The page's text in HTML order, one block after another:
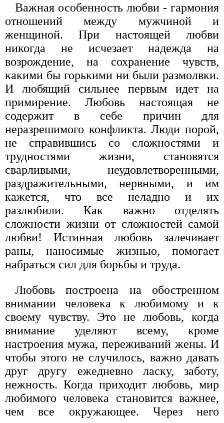
Важная особенность любви - гармония
отношений между мужчиной и
женщиной. При настоящей любви
никогда не исчезает надежда на
возрождение, на сохранение чувств,
какими бы горькими ни были размолвки.
И любящий сильнее первым идет на
примирение. Любовь настоящая не
содержит в себе причин для
неразрешимого конфликта. Люди порой,
не справившись со сложностями и
трудностями жизни, становятся
сварливыми, неудовлетворенными,
раздражительными, нервными, и им
кажется, что все неладно и их
разлюбили. Как важно отделять
сложности жизни от сложностей самой
любви! Истинная любовь залечивает
раны, наносимые жизнью, помогает
набраться сил для борьбы и труда.
Любовь построена на обостренном
внимании человека к любимому и к
своему чувству. Это не любовь, когда
внимание уделяют всему, кроме
настроения мужа, переживаний жены. И
чтобы этого не случилось, важно давать
друг другу ежедневно ласку, заботу,
нежность. Когда приходит любовь, мир
любимого человека становится важнее,
чем все окружающее. Через него